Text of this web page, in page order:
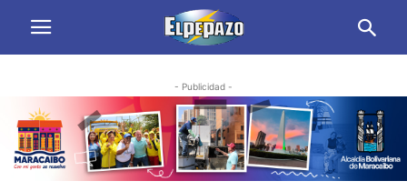
- Publicidad -